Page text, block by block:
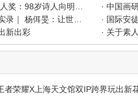
新出彩
· 关于素
者荣耀X上海天文馆双IP跨界玩出新